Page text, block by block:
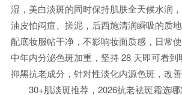
湿，美白淡斑的同时保持肌肤全天候水润
油皮怕闷痘、搓泥，后西施清润瞬吸的质
配底妆服帖干净，不影响妆面质感，日常
中年内分泌色斑加重，坚持 28 天即可看到
抑黑抗老成分，针对性淡化内源色斑，改善
30+肌淡斑推荐，2026抗老祛斑霜选哪